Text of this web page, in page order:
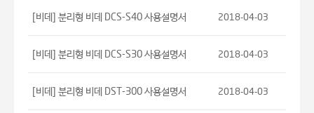
[비데] 분리형 비데 DCS-S40 사용설명서 2018-04-03
[비데] 분리형 비데 DCS-S30 사용설명서 2018-04-03
[비데] 분리형 비데 DST-300 사용설명서 2018-04-03